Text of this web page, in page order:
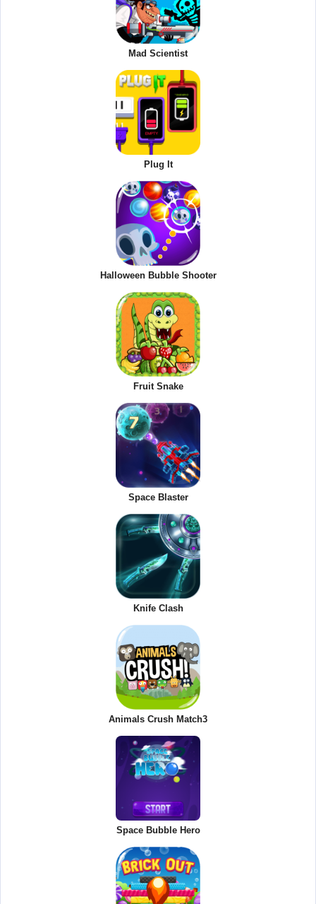
Mad Scientist
Plug It
Halloween Bubble Shooter
Fruit Snake
Space Blaster
Knife Clash
Animals Crush Match3
Space Bubble Hero